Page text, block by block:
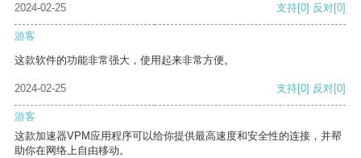
2024-02-25
支持[0] 反对[0]
游客
这款软件的功能非常强大，使用起来非常方便。
2024-02-25 支持[0] 反对[0]
游客
这款加速器VPM应用程序可以给你提供最高速度和安全性的连接，并帮
助你在网络上自由移动。